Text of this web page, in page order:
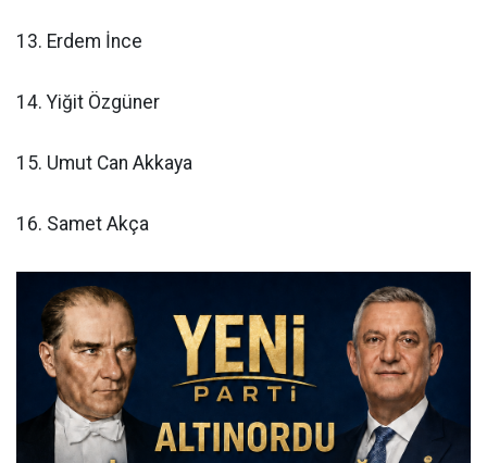
13. Erdem İnce
14. Yiğit Özgüner
15. Umut Can Akkaya
16. Samet Akça